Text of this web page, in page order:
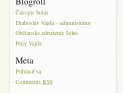
Časopis Solas
Drahoslav Vajda – administrátor
Občianske združenie Solas
Peter Vajda
Meta
Prihlásiť sa
CommentsRSS